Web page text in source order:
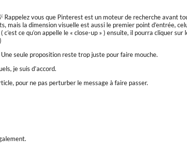
Rappelez vous que Pinterest est un moteur de recherche avant
mais la dimension visuelle est aussi le premier point d’entrée,
ce qu’on appelle le « close-up » ) ensuite, il pourra cliquer sur
seule proposition reste trop juste pour faire mouche.
je suis d’accord.
pour ne pas perturber le message à faire passer.